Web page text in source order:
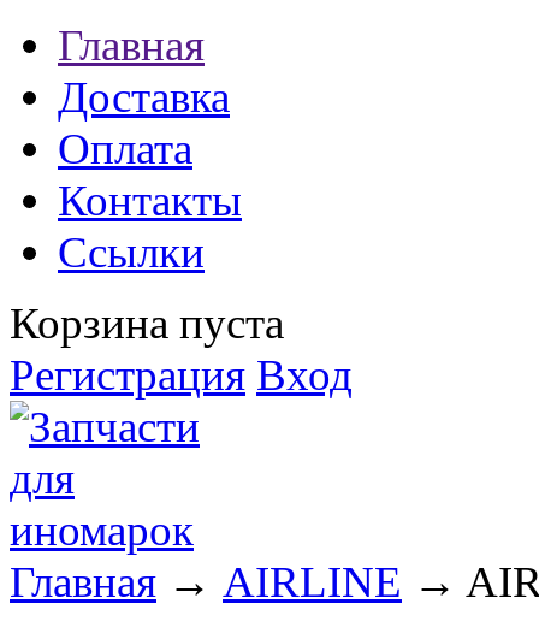
Главная
Доставка
Оплата
Контакты
Ссылки
Корзина пуста
Регистрация Вход
Главная → AIRLINE →